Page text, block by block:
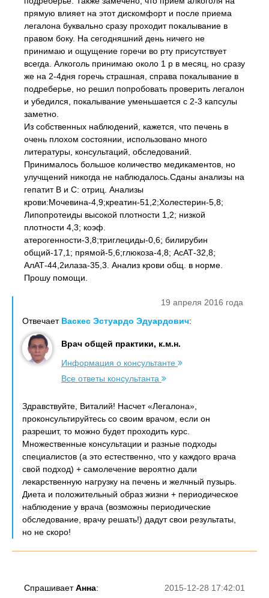
прямую влияет на этот дискомфорт и после приема
легалона буквально сразу проходит покалывание в
правом боку. На сегодняшний день ничего не
принимаю и ощущение горечи во рту присутствует
всегда. Алкоголь принимаю около 1 р в месяц, но сразу
же на 2-4дня горечь страшная, справа покалывание в
подреберье, но решил попробовать проверить легалон
и убедился, покалывание уменьшается с 2-3 капсулы
заметно.
Из собственных наблюдений, кажется, что печень в
очень плохом состоянии, использовано много
литературы, консультаций, обследований.
Принималось большое количество медикаментов, но
улучщений никогда не наблюдалось.Сданы анализы на
гепатит В и С: отриц. Анализы
крови:Мочевина-4,9;креатин-51,2;Холестерин-5,8;
Липопротеиды высокой плотности 1,2; низкой
плотности 4,3; коэф.
атерогенности-3,8;триглециды-0,6; билирубин
общий-17,1; прямой-5,6;глюкоза-4,8; АсАТ-32,8;
АлАТ-44,2илаза-35,3. Анализ крови общ. в норме.
Прошу помощи.
19 апреля 2016 года
Отвечает Васкес Эстуардо Эдуардович:
Врач общей практики, к.м.н.
Информация о консультанте
Все ответы консультанта
Здравствуйте, Виталий! Насчет «Легалона»,
проконсультируйтесь со своим врачом, если он
разрешит, то можно будет проходить курс.
Множественные консультации и разные подходы
специалистов (а это естественно, что у каждого врача
свой подход) + самолечение вероятно дали
лекарственную нагрузку на печень и желчный пузырь.
Диета и положительный образ жизни + периодическое
наблюдение у врача (возможны периодические
обследование, врачу решать!) дадут свои результаты,
но не скоро!
2015-12-28 17:42:01
СпрашиваетАнна: